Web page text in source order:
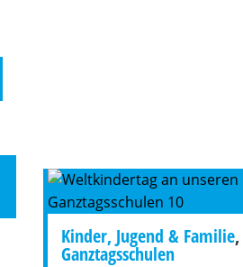
Kinder, Jugend & Familie,
Ganztagsschulen